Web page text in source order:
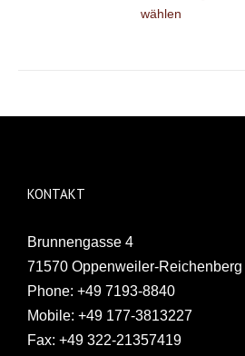
wählen
KONTAKT
Brunnengasse 4
71570 Oppenweiler-Reichenberg
Phone: +49 7193-8840
Mobile: +49 177-3813227
Fax: +49 322-21357419